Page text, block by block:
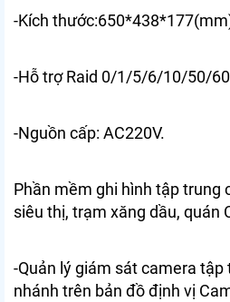
-Kích
-Hỗ trợ Raid 0/1/5/6/10/50/
-Nguồn cấp: AC220V.
Phần mềm ghi hình tập trung
siêu thị, trạm xăng dầu, quán
-Quản lý giám sát camera tập
nhánh trên bản đồ định vị